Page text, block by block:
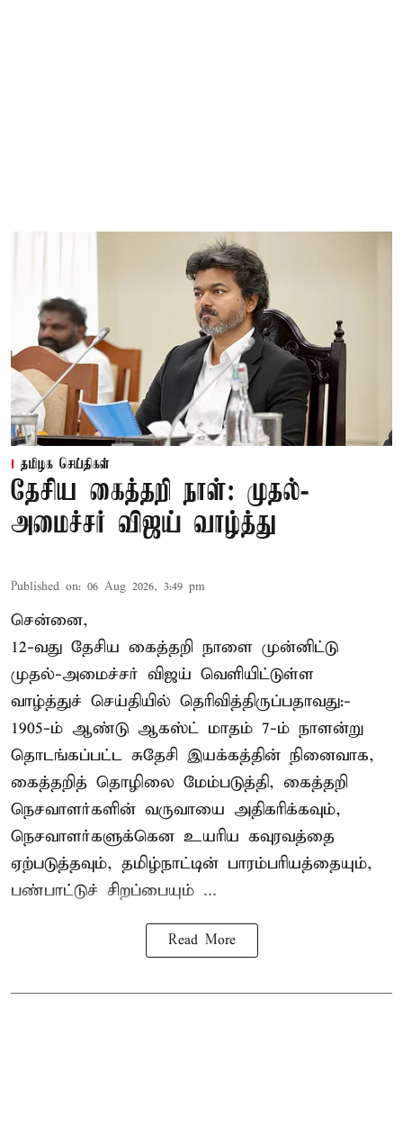
தமிழக செய்திகள்
தேசிய கைத்தறி நாள்: முதல்-
அமைச்சர் விஜய் வாழ்த்து
Published on: 06 Aug 2026, 3:49 pm
சென்னை,
12-வது தேசிய கைத்தறி நாளை முன்னிட்டு
முதல்-அமைச்சர் விஜய் வெளியிட்டுள்ள
வாழ்த்துச் செய்தியில் தெரிவித்திருப்பதாவது:-
1905-ம் ஆண்டு ஆகஸ்ட் மாதம் 7-ம் நாளன்று
தொடங்கப்பட்ட சுதேசி இயக்கத்தின் நினைவாக,
கைத்தறித் தொழிலை மேம்படுத்தி, கைத்தறி
நெசவாளர்களின் வருவாயை அதிகரிக்கவும்,
நெசவாளர்களுக்கென உயரிய கவுரவத்தை
ஏற்படுத்தவும், தமிழ்நாட்டின் பாரம்பரியத்தையும்,
பண்பாட்டுச் சிறப்பையும் ...
Read More